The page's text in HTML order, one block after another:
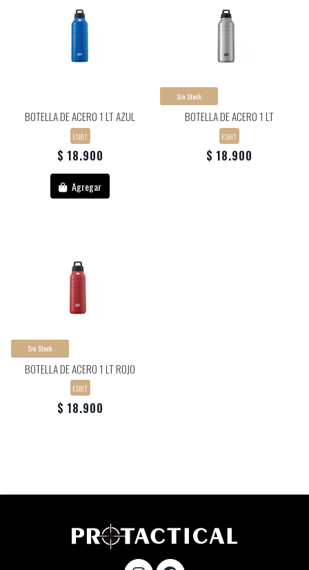
BOTELLA DE ACERO 1 LT AZUL
ESBIT
$ 18.900
Agregar
Sin Stock
BOTELLA DE ACERO 1 LT
ESBIT
$ 18.900
Sin Stock
BOTELLA DE ACERO 1 LT ROJO
ESBIT
$ 18.900